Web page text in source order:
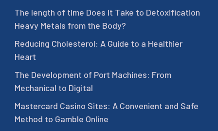
The length of time Does It Take to Detoxification
Heavy Metals from the Body?
Reducing Cholesterol: A Guide to a Healthier
Heart
The Development of Port Machines: From
Mechanical to Digital
Mastercard Casino Sites: A Convenient and Safe
Method to Gamble Online